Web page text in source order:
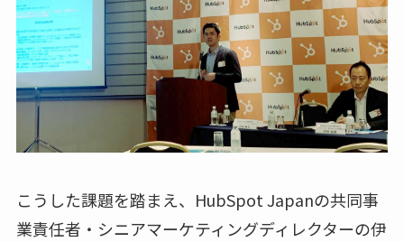
こうした課題を踏まえ、HubSpot Japanの共同事
業責任者・シニアマーケティングディレクターの伊